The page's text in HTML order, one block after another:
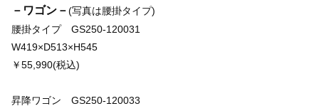
－ワゴン－(写真は腰掛タイプ)
腰掛タイプ GS250-120031
W419×D513×H545
￥55,990(税込)
昇降ワゴン GS250-120033